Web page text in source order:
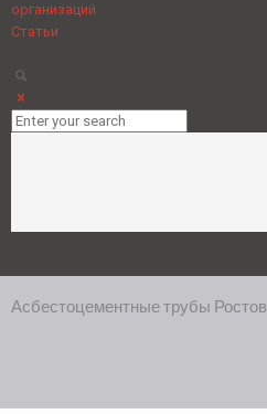
организаций
Статьи
Асбестоцементные трубы Ростов